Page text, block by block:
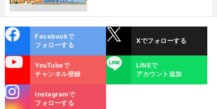
ok
Facebookで
フォローする
Xでフォローする
YouTubeで
チャンネル登録
LINE
LINEで
アカウント追加
m
Instagramで
フォローする